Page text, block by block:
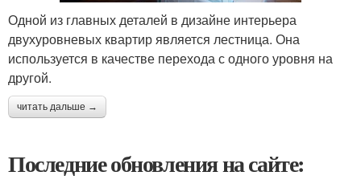
Одной из главных деталей в дизайне интерьера
двухуровневых квартир является лестница. Она
используется в качестве перехода с одного уровня на
другой.
читать дальше →
Последние обновления на сайте: